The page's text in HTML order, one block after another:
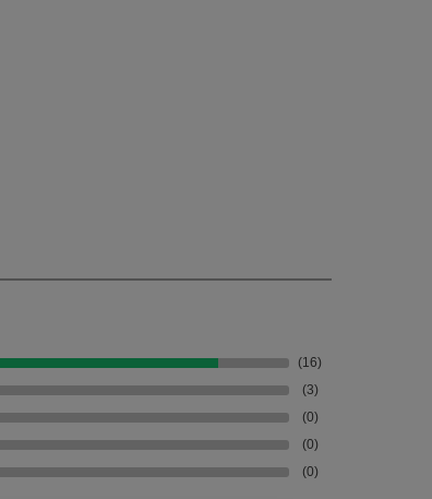
(16)
(3)
(0)
(0)
(0)